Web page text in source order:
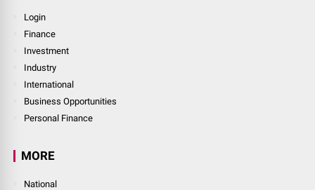
Login
Finance
Investment
Industry
International
Business Opportunities
Personal Finance
MORE
National